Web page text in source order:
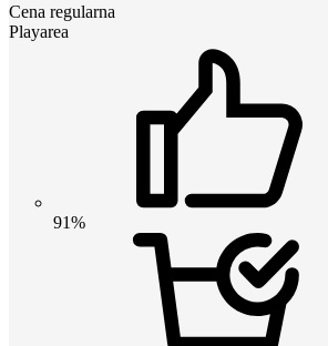
Cena regularna
Playarea
91%